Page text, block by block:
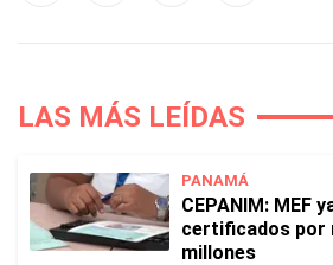
LAS MÁS LEÍDAS
PANAMÁ
CEPANIM: MEF
certificados por
millones